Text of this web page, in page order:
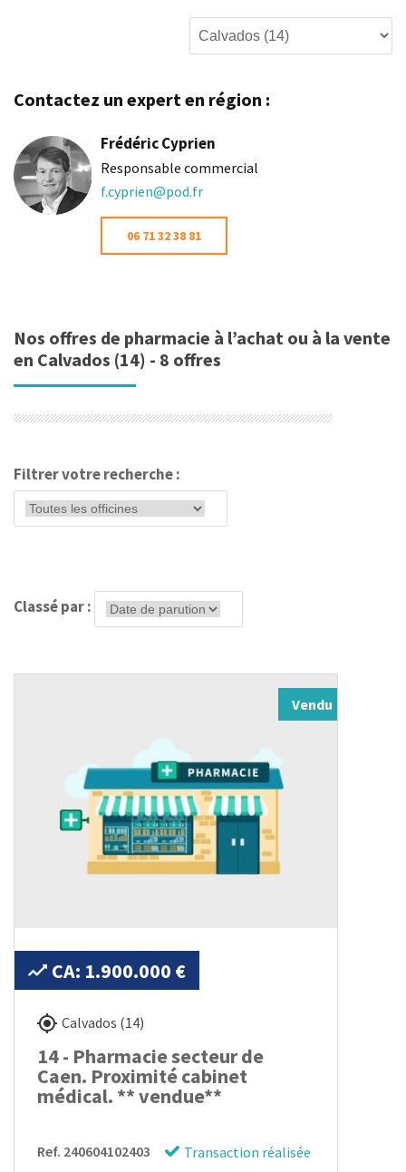
Contactez un expert en région :
Frédéric Cyprien
Responsable commercial
f.cyprien@pod.fr
06 71 32 38 81
Nos offres de pharmacie à l’achat ou à la vente
en Calvados (14) - 8 offres
Filtrer votre recherche :
Classé par :
Vendu
CA: 1.900.000 €
Calvados (14)
14 - Pharmacie secteur de
Caen. Proximité cabinet
médical. ** vendue**
Ref. 240604102403 Transaction réalisée